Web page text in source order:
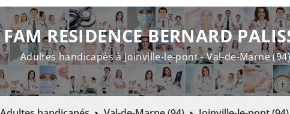
FAM RESIDENCE BERNARD
Adultes handicapés à Joinville-le-pont - Val-de-Marne